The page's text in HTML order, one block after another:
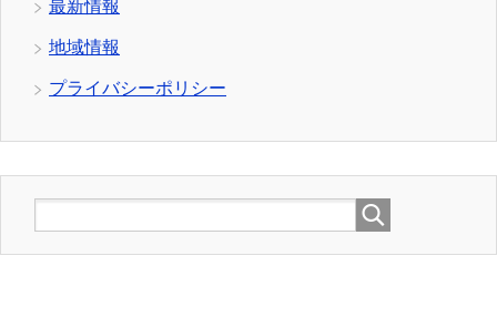
最新情報
地域情報
プライバシーポリシー